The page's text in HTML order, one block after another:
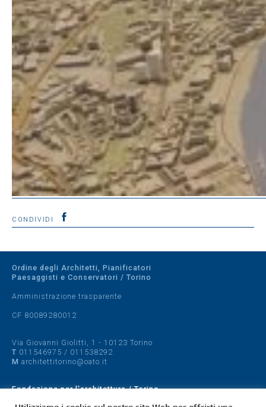
CONDIVIDI
Ordine degli Architetti, Pianificatori
Paesaggisti e Conservatori / Torino
Amministrazione trasparente
CF 80089280012
Via Giovanni Giolitti, 1 - 10123 Torino
T 011546975 / 011538292
M architettitorino@oato.it
Fondazione per l'architettura / Torino